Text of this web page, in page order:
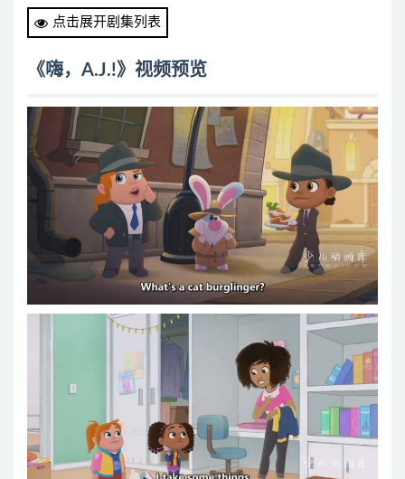
Hey AJ!_S01E04_The Long Long Ride _ Buggin
Hey AJ!_S01E05_Nothing but the Tooth _ Independence
Hey AJ!_S01E06_By the Numbas _ Knot Today
Hey AJ!_S01E08_Keep on Truckin _ Don't Mess with AJ
Hey AJ!_S01E09_Attic Adventures _ Drone Alone
Hey AJ!_S01E10_Parent of the Month _ Can You Dig It
Hey AJ!_S01E11_Cloud Jumpers _ The Present
Hey AJ!_S01E12_AJ's Big Mess _ Rockg It
Hey AJ!_S01E13_Rain Rain You Can Stay _ Care and Care
点击展开剧集列表
《嗨，A.J.!》视频预览